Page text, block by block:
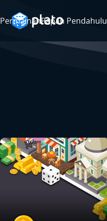
PermainanPapan Pendahulu